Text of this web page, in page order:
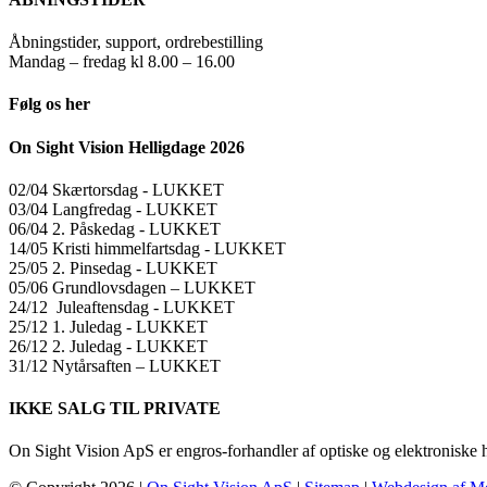
Åbningstider, support, ordrebestilling
Mandag – fredag kl 8.00 – 16.00
Følg os her
On Sight Vision Helligdage 2026
02/04 Skærtorsdag ​​- LUKKET
03/04 Langfredag ​​- LUKKET
06/04 2. Påskedag ​​- LUKKET
14/05 Kristi himmelfartsdag ​​- LUKKET
25/05 2. Pinsedag ​​- LUKKET
05/06 Grundlovsdagen – LUKKET
24/12 Juleaftensdag ​​- LUKKET
25/12 1. Juledag ​​- LUKKET
26/12 2. Juledag ​​- LUKKET
31/12 Nytårsaften – LUKKET
IKKE SALG TIL PRIVATE
On Sight Vision ApS er engros-forhandler af optiske og